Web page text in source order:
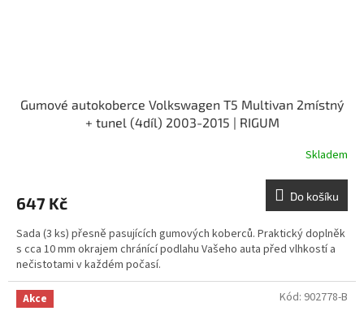
Gumové autokoberce Volkswagen T5 Multivan 2místný
+ tunel (4díl) 2003-2015 | RIGUM
Skladem
647 Kč Do košíku
Sada (3 ks) přesně pasujících gumových koberců. Praktický doplněk
s cca 10 mm okrajem chránící podlahu Vašeho auta před vlhkostí a
nečistotami v každém počasí.
Akce Kód: 902778-B